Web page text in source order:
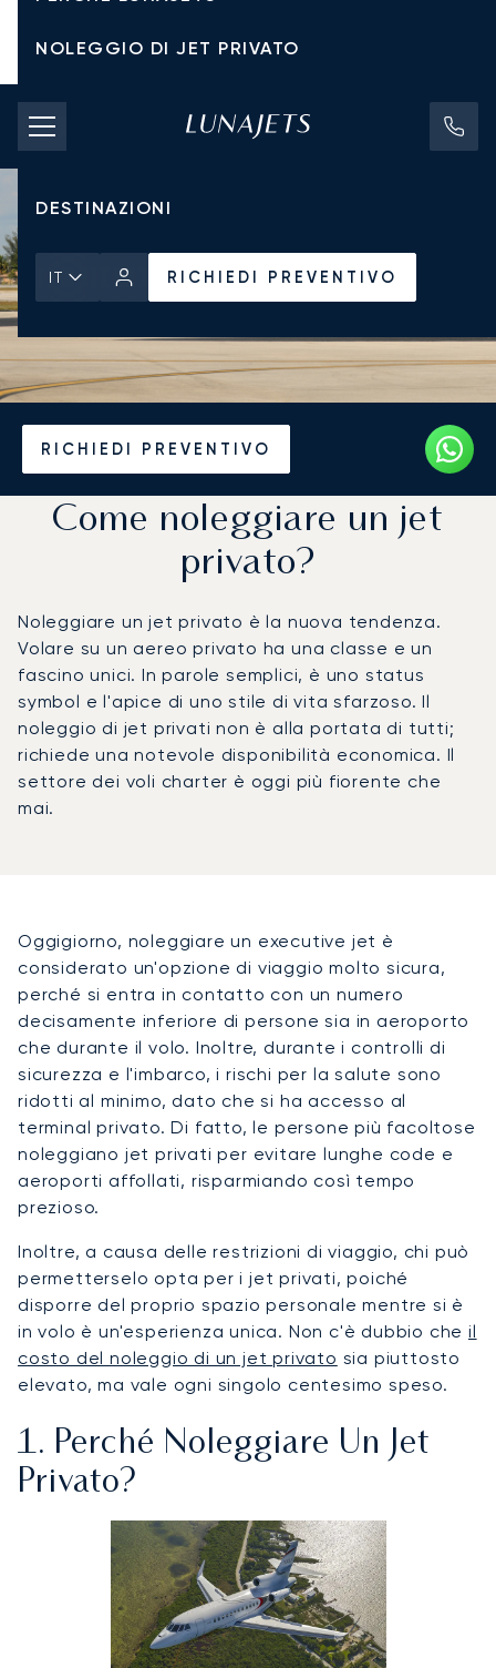
NOLEGGIO DI JET PRIVATO
TARIFFE DI NOLEGGIO
JET PRIVATI
DESTINAZIONI
IT RICHIEDI PREVENTIVO
RICHIEDI PREVENTIVO
Come noleggiare un jet
privato?
Noleggiare un jet privato è la nuova tendenza.
Volare su un aereo privato ha una classe e un
fascino unici. In parole semplici, è uno status
symbol e l'apice di uno stile di vita sfarzoso. Il
noleggio di jet privati non è alla portata di tutti;
richiede una notevole disponibilità economica. Il
settore dei voli charter è oggi più fiorente che
mai.
Oggigiorno, noleggiare un executive jet è
considerato un'opzione di viaggio molto sicura,
perché si entra in contatto con un numero
decisamente inferiore di persone sia in aeroporto
che durante il volo. Inoltre, durante i controlli di
sicurezza e l'imbarco, i rischi per la salute sono
ridotti al minimo, dato che si ha accesso al
terminal privato. Di fatto, le persone più facoltose
noleggiano jet privati per evitare lunghe code e
aeroporti affollati, risparmiando così tempo
prezioso.
Inoltre, a causa delle restrizioni di viaggio, chi può
permetterselo opta per i jet privati, poiché
disporre del proprio spazio personale mentre si è
in volo è un'esperienza unica. Non c'è dubbio che il
costo del noleggio di un jet privato sia piuttosto
elevato, ma vale ogni singolo centesimo speso.
1. Perché Noleggiare Un Jet
Privato?